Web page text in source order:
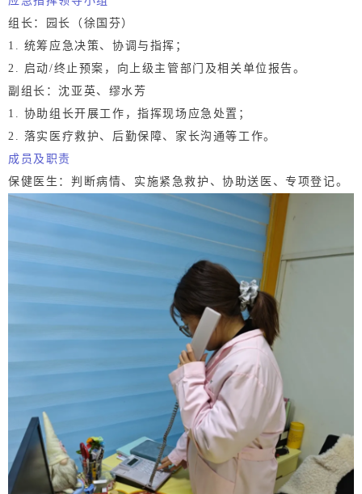
组长：园长（徐国芬）
1. 统筹应急决策、协调与指挥；
2. 启动/终止预案，向上级主管部门及相关单位报告。
副组长：沈亚英、缪水芳
1. 协助组长开展工作，指挥现场应急处置；
2. 落实医疗救护、后勤保障、家长沟通等工作。
成员及职责
保健医生：判断病情、实施紧急救护、协助送医、专项登记。